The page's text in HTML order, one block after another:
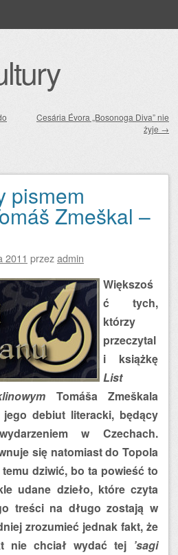
Cesária Évora „Bosonoga Diva” nie
żyje →
pismem
Zmeškal –
2011 przezadmin
Większoś
ć tych,
którzy
przeczytal
i książkę
List
Tomáša Zmeškala
debiut literacki, będący
w Czechach.
się natomiast do Topola
dziwić, bo ta powieść to
udane dzieło, które czyta
treści na długo zostają w
zrozumieć jednak fakt, że
nie chciał wydać tej ’sagi